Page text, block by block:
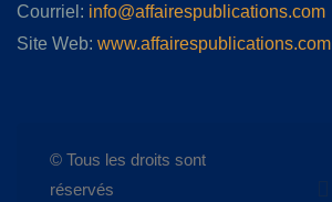
Courriel: info@affairespublications.com
Site Web: www.affairespublications.com
© Tous les droits sont
réservés